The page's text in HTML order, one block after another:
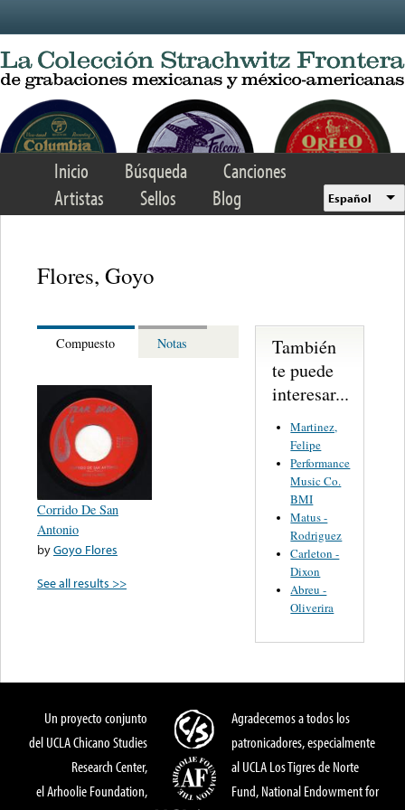
Inicio Búsqueda
Canciones
Artistas
Sellos Blog Español
Flores, Goyo
Compuesto Notas
Corrido De San
Antonio
byGoyo Flores
See all results >>
También
te puede
interesar...
Martinez,
Felipe
Performance
Music Co.
BMI
Matus -
Rodriguez
Carleton -
Dixon
Abreu -
Oliverira
Un proyecto conjunto
del UCLA Chicano Studies
Research Center,
el Arhoolie Foundation,
Agradecemos a todos los
patronicadores, especialmente
al UCLA Los Tigres de Norte
Fund, National Endowment for